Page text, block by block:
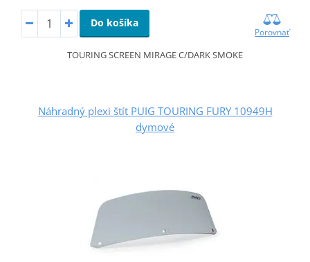
Do košíka
Porovnať
TOURING SCREEN MIRAGE C/DARK SMOKE
Náhradný plexi štít PUIG TOURING FURY 10949H
dymové